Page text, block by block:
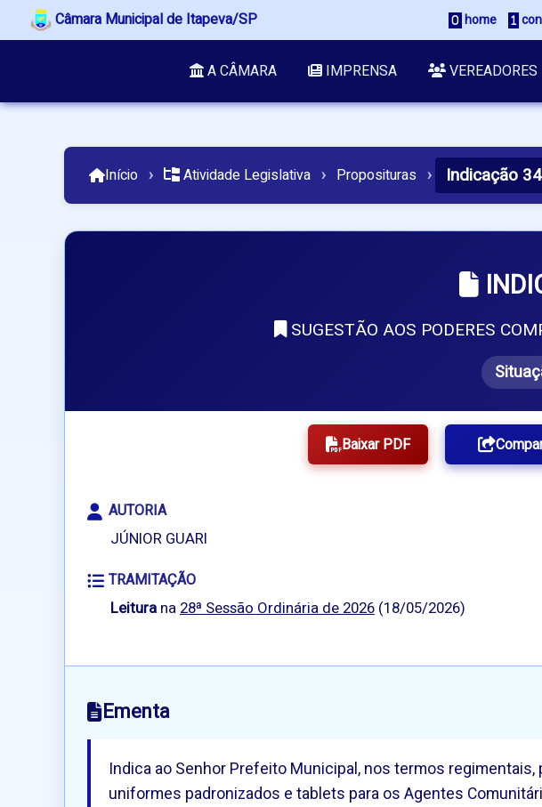
Câmara Municipal de Itapeva/SP home
A CÂMARA IMPRENSA VEREADORES
Início › Atividade Legislativa › Proposituras › Indicação
SUGESTÃO AOS PODERES
Baixar PDF
AUTORIA
JÚNIOR GUARI
TRAMITAÇÃO
Leitura na28ª Sessão Ordinária de 2026 (18/05/2026)
Ementa
Indica ao Senhor Prefeito Municipal, nos termos
uniformes padronizados e tablets para os Agentes